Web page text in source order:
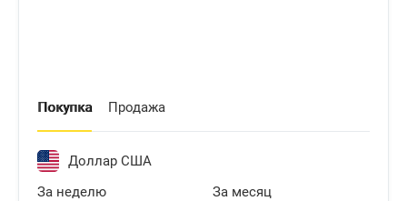
Покупка Продажа
Доллар США
За неделю
За месяц